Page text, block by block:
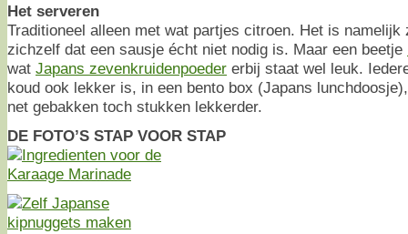
Het serveren
Traditioneel alleen met wat partjes citroen. Het is
zichzelf dat een sausje écht niet nodig is. Maar een beetje
wat Japans zevenkruidenpoeder erbij staat wel leuk.
koud ook lekker is, in een bento box (Japans
net gebakken toch stukken lekkerder.
DE FOTO’S STAP VOOR STAP